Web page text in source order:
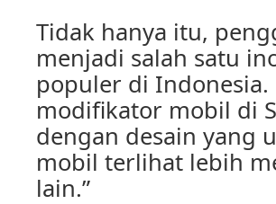
Tidak hanya itu,
menjadi salah satu
populer di
modifikator mobil di
dengan desain yang
mobil terlihat lebih
lain.”